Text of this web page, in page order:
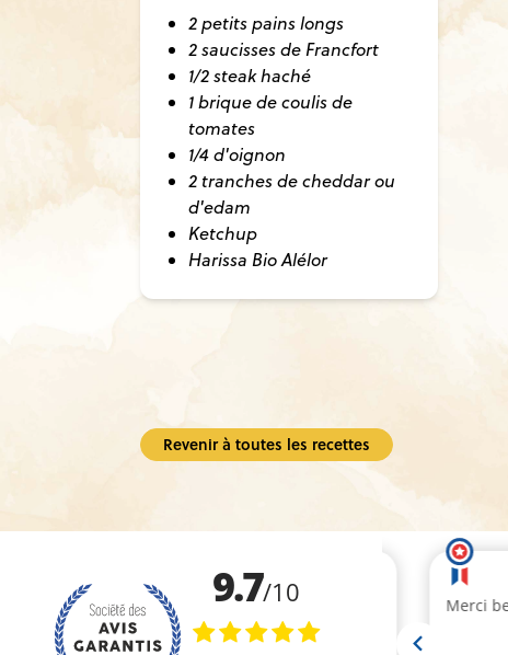
2 petits pains longs
2 saucisses de Francfort
1/2 steak haché
1 brique de coulis de
tomates
1/4 d'oignon
2 tranches de cheddar ou
d'edam
Ketchup
Harissa Bio Alélor
Revenir à toutes les recettes